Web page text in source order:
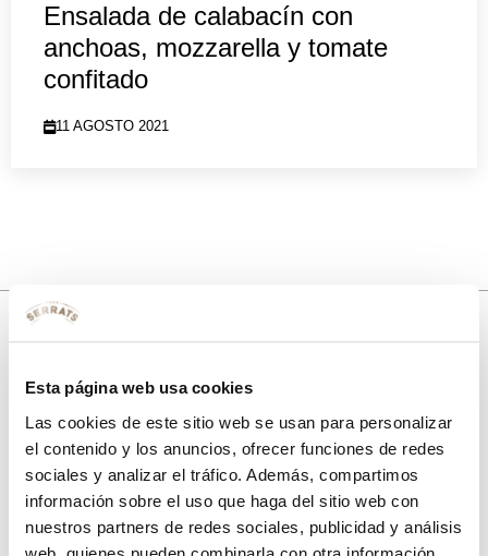
Esta página web usa cookies
Las cookies de este sitio web se usan para personalizar
el contenido y los anuncios, ofrecer funciones de redes
sociales y analizar el tráfico. Además, compartimos
información sobre el uso que haga del sitio web con
nuestros partners de redes sociales, publicidad y análisis
Ensalada de calabacín con
anchoas, mozzarella y tomate
confitado
11 AGOSTO 2021
10% de descuento
con tu primera compra.
Apúntatea nuestra newsletter para recibir nuestrasofertas
disfruta deun 10% de descuentoen tu primera compra.